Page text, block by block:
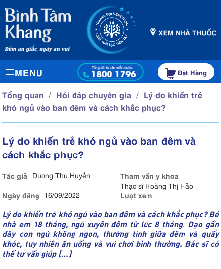
MENU Đặt Hàng
Tổng quan Hỏi đáp chuyên gia
Lý do khiến trẻ
khó ngủ vào ban đêm và cách khắc phục?
Lý do khiến trẻ khó ngủ vào ban đêm và
cách khắc phục?
Tác giả Dương Thu Huyền Tham vấn y khoa
Thạc sĩ Hoàng Thị Hảo
Ngày đăng 16/09/2022 Lượt xem
Lý do khiến trẻ khó ngủ vào ban đêm và cách khắc phục? Bé
nhà em 18 tháng, ngủ xuyên đêm từ lúc 8 tháng. Dạo gần
đây con ngủ không ngon, thường tỉnh giữa đêm và quấy
khóc, tuy nhiên ăn uống và vui chơi bình thường. Bác sĩ có
thể tư vấn giúp […]